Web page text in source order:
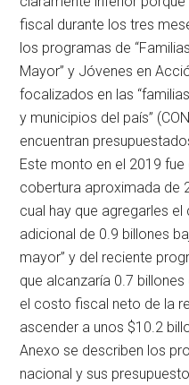
fiscal durante los tres
los programas de
Mayor” y Jóvenes en
focalizados en las
y municipios del país”
encuentran
Este monto en el 2019
cobertura aproximada de
cual hay que agregarles
adicional de 0.9 billones
mayor” y del reciente
que alcanzaría 0.7
el costo fiscal neto de la
ascender a unos $10.2
Anexo se describen los
nacional y sus